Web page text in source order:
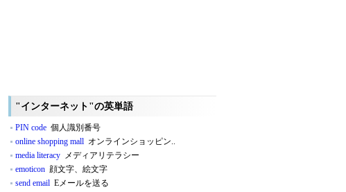
"インターネット"の英単語
PIN code 個人識別番号
online shopping mall オンラインショッピン..
media literacy メディアリテラシー
emoticon 顔文字、絵文字
send email Eメールを送る